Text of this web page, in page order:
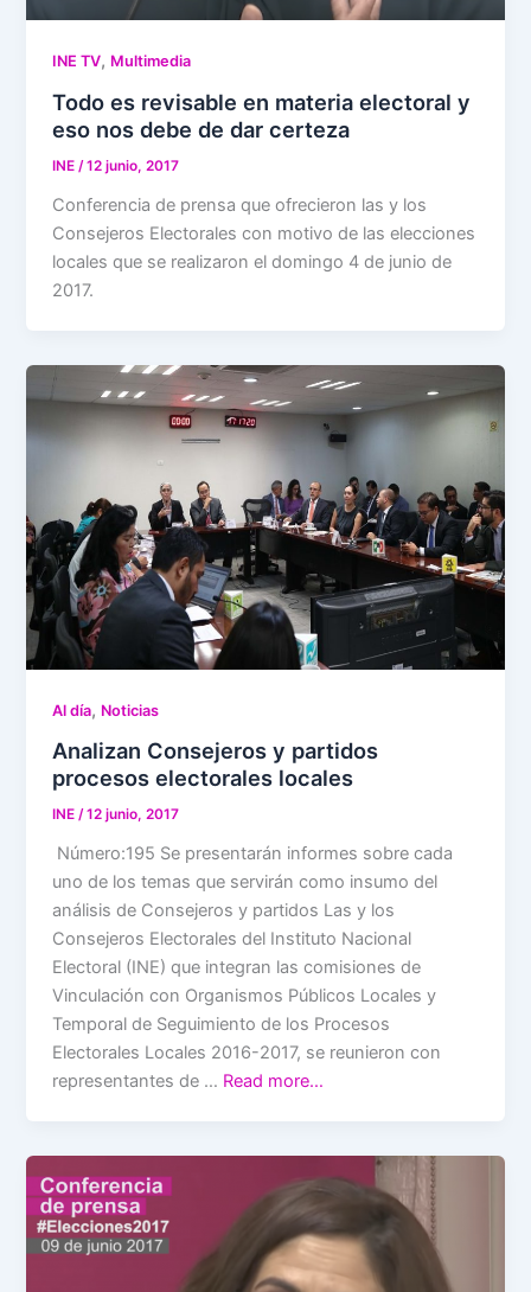
INE TV, Multimedia
Todo es revisable en materia electoral y
eso nos debe de dar certeza
INE /12 junio, 2017
Conferencia de prensa que ofrecieron las y los
Consejeros Electorales con motivo de las elecciones
locales que se realizaron el domingo 4 de junio de
2017.
Al día, Noticias
Analizan Consejeros y partidos
procesos electorales locales
INE/12 junio, 2017
Número:195 Se presentarán informes sobre cada
uno de los temas que servirán como insumo del
análisis de Consejeros y partidos Las y los
Consejeros Electorales del Instituto Nacional
Electoral (INE) que integran las comisiones de
Vinculación con Organismos Públicos Locales y
Temporal de Seguimiento de los Procesos
Electorales Locales 2016-2017, se reunieron con
representantes de … Read more…